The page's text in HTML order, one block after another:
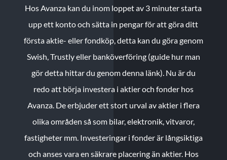
Hos Avanza kan du inom loppet av 3 minuter starta
upp ett konto och sätta in pengar för att göra ditt
första aktie- eller fondköp, detta kan du göra genom
Swish, Trustly eller banköverföring (guide hur man
gör detta hittar du genom denna länk). Nu är du
redo att börja investera i aktier och fonder hos
Avanza. De erbjuder ett stort urval av aktier i flera
olika områden så som bilar, elektronik, vitvaror,
fastigheter mm. Investeringar i fonder är långsiktiga
och anses vara en säkrare placering än aktier. Hos